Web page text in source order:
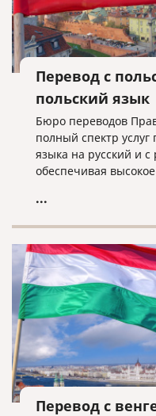
Перевод с
польский язык
Бюро переводов
полный спектр услуг
языка на русский и с
обеспечивая
...
Перевод с